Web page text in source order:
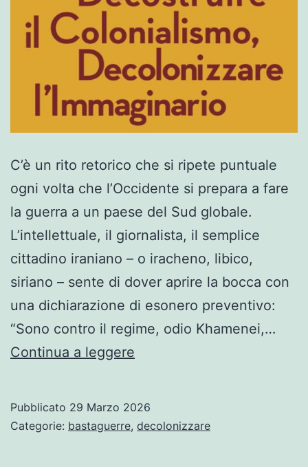
C’è un rito retorico che si ripete puntuale
ogni volta che l’Occidente si prepara a fare
la guerra a un paese del Sud globale.
L’intellettuale, il giornalista, il semplice
cittadino iraniano – o iracheno, libico,
siriano – sente di dover aprire la bocca con
una dichiarazione di esonero preventivo:
“Sono contro il regime, odio Khamenei,…
Continua a leggere
tempi
Pubblicato 29 Marzo 2026
Categorie: bastaguerre, decolonizzare